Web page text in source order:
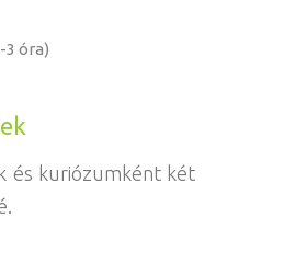
3 óra)
és kuriózumként két